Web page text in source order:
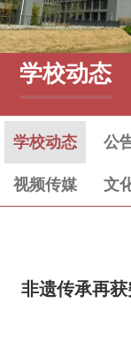
学校动态
学校动态 公
视频传媒 文
非遗传承再